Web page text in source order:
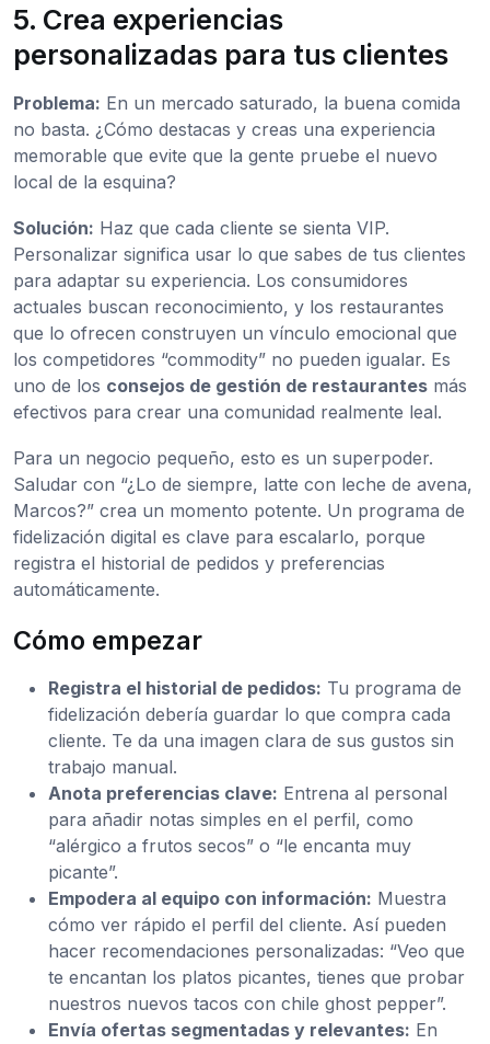
5. Crea experiencias
personalizadas para tus clientes
Problema: En un mercado saturado, la buena comida
no basta. ¿Cómo destacas y creas una experiencia
memorable que evite que la gente pruebe el nuevo
local de la esquina?
Solución: Haz que cada cliente se sienta VIP.
Personalizar significa usar lo que sabes de tus clientes
para adaptar su experiencia. Los consumidores
actuales buscan reconocimiento, y los restaurantes
que lo ofrecen construyen un vínculo emocional que
los competidores “commodity” no pueden igualar. Es
uno de los consejos de gestión de restaurantes más
efectivos para crear una comunidad realmente leal.
Para un negocio pequeño, esto es un superpoder.
Saludar con “¿Lo de siempre, latte con leche de avena,
Marcos?” crea un momento potente. Un programa de
fidelización digital es clave para escalarlo, porque
registra el historial de pedidos y preferencias
automáticamente.
Cómo empezar
Registra el historial de pedidos: Tu programa de
fidelización debería guardar lo que compra cada
cliente. Te da una imagen clara de sus gustos sin
trabajo manual.
Anota preferencias clave: Entrena al personal
para añadir notas simples en el perfil, como
“alérgico a frutos secos” o “le encanta muy
picante”.
Empodera al equipo con información: Muestra
cómo ver rápido el perfil del cliente. Así pueden
hacer recomendaciones personalizadas: “Veo que
te encantan los platos picantes, tienes que probar
nuestros nuevos tacos con chile ghost pepper”.
Envía ofertas segmentadas y relevantes: En